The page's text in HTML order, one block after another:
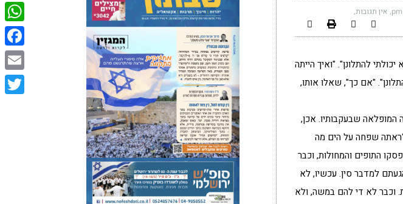
אין תגובות
להתלונן". "ואיך הייתה
"אם כך", שאלו אותו,
שבעקבותיו. אכן,
"ראתה שפחה על הים מה
התופים והמחולות, וכבר
למדבר סין. עכשיו, לא
וכבר לא די להם במשה, ולא
Email